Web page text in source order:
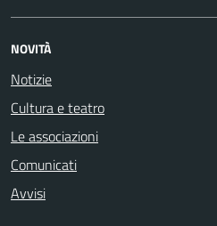
NOVITÀ
Notizie
Cultura e teatro
Le associazioni
Comunicati
Avvisi